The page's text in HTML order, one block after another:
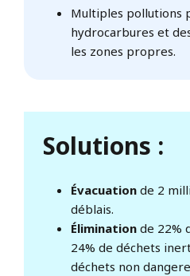
Multiples pollutions
hydrocarbures et
les zones propres.
Solutions :
Évacuation de 2
déblais.
Élimination de 22%
24% de déchets
déchets non